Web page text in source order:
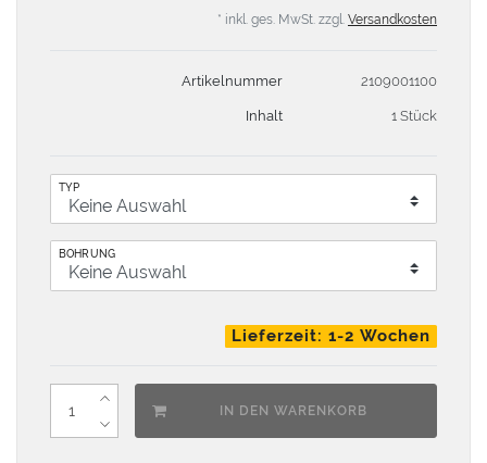
* inkl. ges. MwSt. zzgl. Versandkosten
Artikelnummer 2109001100
Inhalt 1 Stück
TYP
BOHRUNG
Lieferzeit: 1-2 Wochen
IN DEN WARENKORB